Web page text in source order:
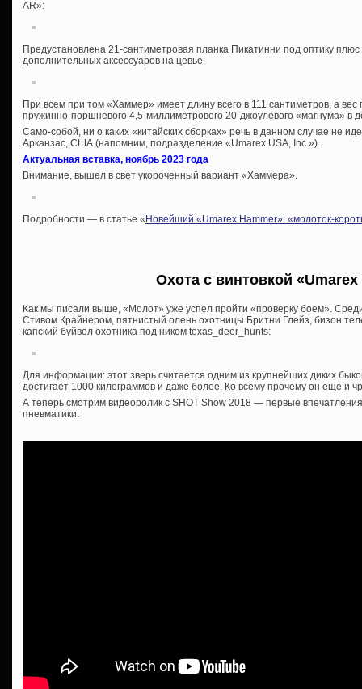
AR»:
Предустановлена 21-сантиметровая планка Пикатинни под оптику
дополнительных аксессуаров на цевье.
При всем при том «Хаммер» имеет длину всего в 111 сантиметров, а вес
пружинно-поршневого 4,5-миллиметрового 20-джоулевого «магнума» в
Само-собой, ни о каких «китайских сборках» речь в данном случае не
Арканзас, США (напомним, подразделение «Umarex USA, Inc.»).
Актуальная вставка, ноябрь 2023 года
Внимание, вышел в свет укороченный вариант «Хаммера».
Подробности — в статье « Новейший «Umarex Hammer»: «молоток-
Охота с винтовкой «Umarex
Как мы писали выше, «Молот» уже успел пройти «проверку боем».
Стивом Крайнером, пятнистый олень охотницы Бритни Глейз, бизон
капский буйвол охотника под ником texas_deer_hunts:
Для информации: этот зверь считается одним из крупнейших диких
достигает 1000 килограммов и даже более. Ко всему прочему он еще и
А теперь смотрим видеоролик с SHOT Show 2018 — первые
пневматики: